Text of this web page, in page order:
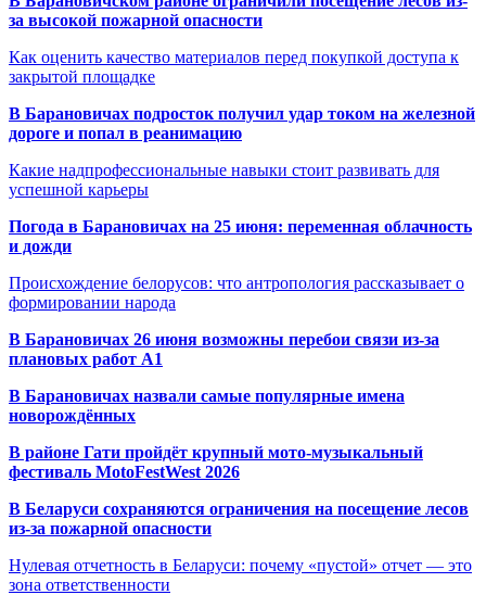
за высокой пожарной опасности
Как оценить качество материалов перед покупкой доступа к
закрытой площадке
В Барановичах подросток получил удар током на железной
дороге и попал в реанимацию
Какие надпрофессиональные навыки стоит развивать для
успешной карьеры
Погода в Барановичах на 25 июня: переменная облачность
и дожди
Происхождение белорусов: что антропология рассказывает о
формировании народа
В Барановичах 26 июня возможны перебои связи из-за
плановых работ A1
В Барановичах назвали самые популярные имена
новорождённых
В районе Гати пройдёт крупный мото-музыкальный
фестиваль MotoFestWest 2026
В Беларуси сохраняются ограничения на посещение лесов
из-за пожарной опасности
Нулевая отчетность в Беларуси: почему «пустой» отчет — это
зона ответственности